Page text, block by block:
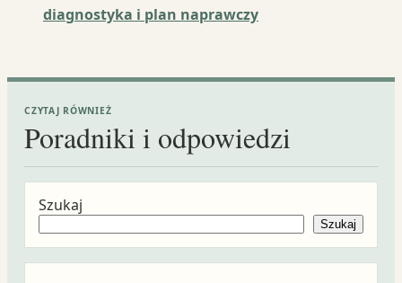
diagnostyka i plan naprawczy
CZYTAJ RÓWNIEŻ
Poradniki i odpowiedzi
Szukaj
Szukaj